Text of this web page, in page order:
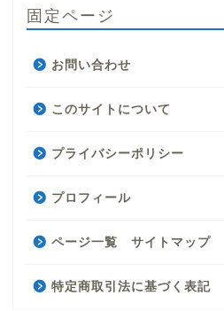
固定ページ
お問い合わせ
このサイトについて
プライバシーポリシー
プロフィール
ページ一覧 サイトマップ
特定商取引法に基づく表記